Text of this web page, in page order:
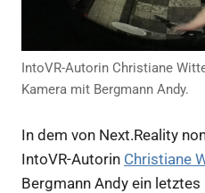
IntoVR-Autorin Christiane
Kamera mit Bergmann Andy.
In dem von Next.Reality
IntoVR-Autorin Christiane
Bergmann Andy ein letztes